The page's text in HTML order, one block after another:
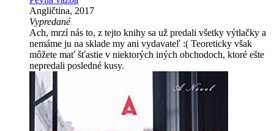
Angličtina, 2017
Vypredané
Ach, mrzí nás to, z tejto knihy sa už predali všetky výtlačky a
nemáme ju na sklade my ani vydavateľ :( Teoreticky však
môžete mať šťastie v niektorých iných obchodoch, ktoré ešte
nepredali posledné kusy.